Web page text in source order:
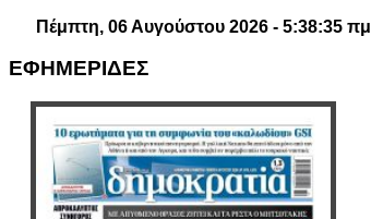
Πέμπτη, 06 Αυγούστου 2026 - 5:38:36 πμ
ΕΦΗΜΕΡΙΔΕΣ